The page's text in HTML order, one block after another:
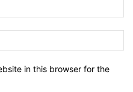
in this browser for the